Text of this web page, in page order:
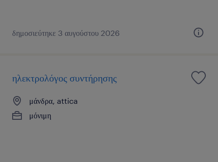
δημοσιεύτηκε 3 αυγούστου 2026
ηλεκτρολόγος συντήρησης
μάνδρα, attica
μόνιμη